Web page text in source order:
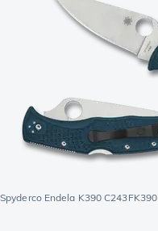
Spyderco Endela K390 C243FK390